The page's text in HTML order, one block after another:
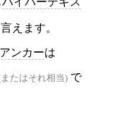
えます。
ンカーは
たはそれ相当) で